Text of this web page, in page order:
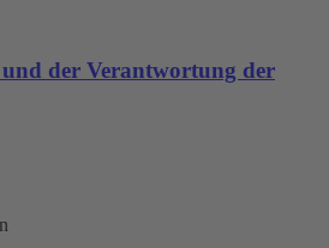
der Verantwortung der